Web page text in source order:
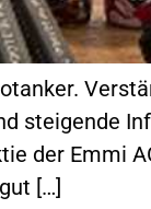
steigende
der Emmi
[…]